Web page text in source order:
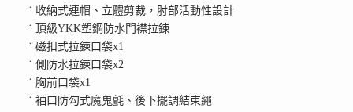
˙ 收納式連帽、立體剪裁，肘部活動性設計
˙ 頂級YKK塑鋼防水門襟拉鍊
˙ 磁扣式拉鍊口袋x1
˙ 側防水拉鍊口袋x2
˙ 胸前口袋x1
˙ 袖口防勾式魔鬼氈、後下擺調結束繩